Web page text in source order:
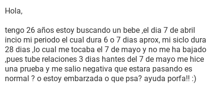
BIENESTAR
SEXUALIDAD
GLOSARIO
Hola,
tengo 26 años estoy buscando un bebe ,el dia 7 de abril
incio mi periodo el cual dura 6 o 7 dias aprox, mi siclo dura
28 dias ,lo cual me tocaba el 7 de mayo y no me ha bajado
,pues tube relaciones 3 dias hantes del 7 de mayo me hice
una prueba y me salio negativa que estara pasando es
normal ? o estoy embarzada o que psa? ayuda porfa!! :)